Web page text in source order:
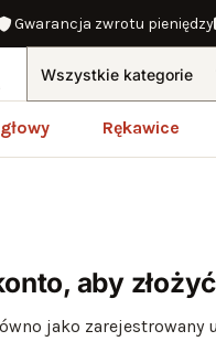
zwrotu pieniędzy
Rękawice
aby
jako